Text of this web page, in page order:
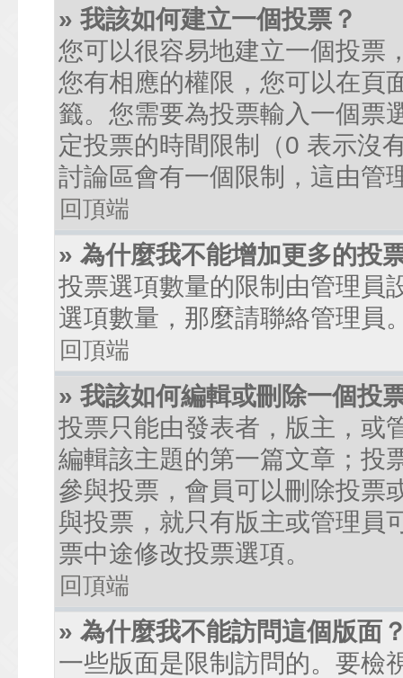
» 我該如何建立一個投票？
您可以很容易地建立一個投票
您有相應的權限，您可以在頁
籤。您需要為投票輸入一個票
定投票的時間限制（0 表示沒
討論區會有一個限制，這由管
回頂端
» 為什麼我不能增加更多的投
投票選項數量的限制由管理員
選項數量，那麼請聯絡管理員
回頂端
» 我該如何編輯或刪除一個投
投票只能由發表者，版主，或
編輯該主題的第一篇文章；投
參與投票，會員可以刪除投票
與投票，就只有版主或管理員
票中途修改投票選項。
回頂端
» 為什麼我不能訪問這個版面
一些版面是限制訪問的。要檢